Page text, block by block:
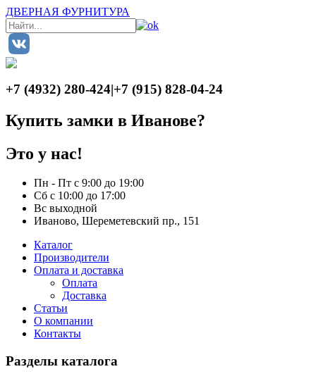
ДВЕРНАЯ ФУРНИТУРА
+7 (4932) 280-424|+7 (915) 828-04-24
Купить замки в Иванове?
Это у нас!
Пн - Пт с 9:00 до 19:00
Сб с 10:00 до 17:00
Вс выходной
Иваново, Шереметевский пр., 151
Каталог
Производители
Оплата и доставка
Оплата
Доставка
Статьи
О компании
Контакты
Разделы каталога